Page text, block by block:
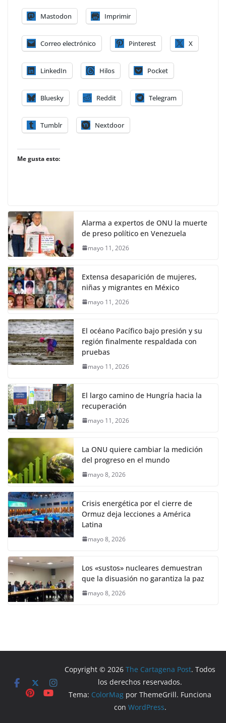
Mastodon Imprimir
Correo electrónico Pinterest X
LinkedIn Hilos Pocket
Bluesky Reddit Telegram
Tumblr Nextdoor
Me gusta esto:
Alarma a expertos de ONU la muerte
de preso político en Venezuela
mayo 11, 2026
Extensa desaparición de mujeres,
niñas y migrantes en México
mayo 11, 2026
El océano Pacífico bajo presión y su
región finalmente respaldada con
pruebas
mayo 11, 2026
El largo camino de Hungría hacia la
recuperación
mayo 11, 2026
La ONU quiere cambiar la medición
del progreso en el mundo
mayo 8, 2026
Crisis energética por el cierre de
Ormuz deja lecciones a América
Latina
mayo 8, 2026
Los «sustos» nucleares demuestran
que la disuasión no garantiza la paz
mayo 8, 2026
Copyright © 2026The Cartagena Post. Todos
los derechos reservados.
Tema: ColorMag por ThemeGrill. Funciona
con WordPress.